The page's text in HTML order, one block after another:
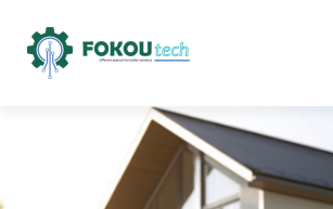
contenu